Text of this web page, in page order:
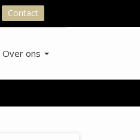
Contact
Over ons